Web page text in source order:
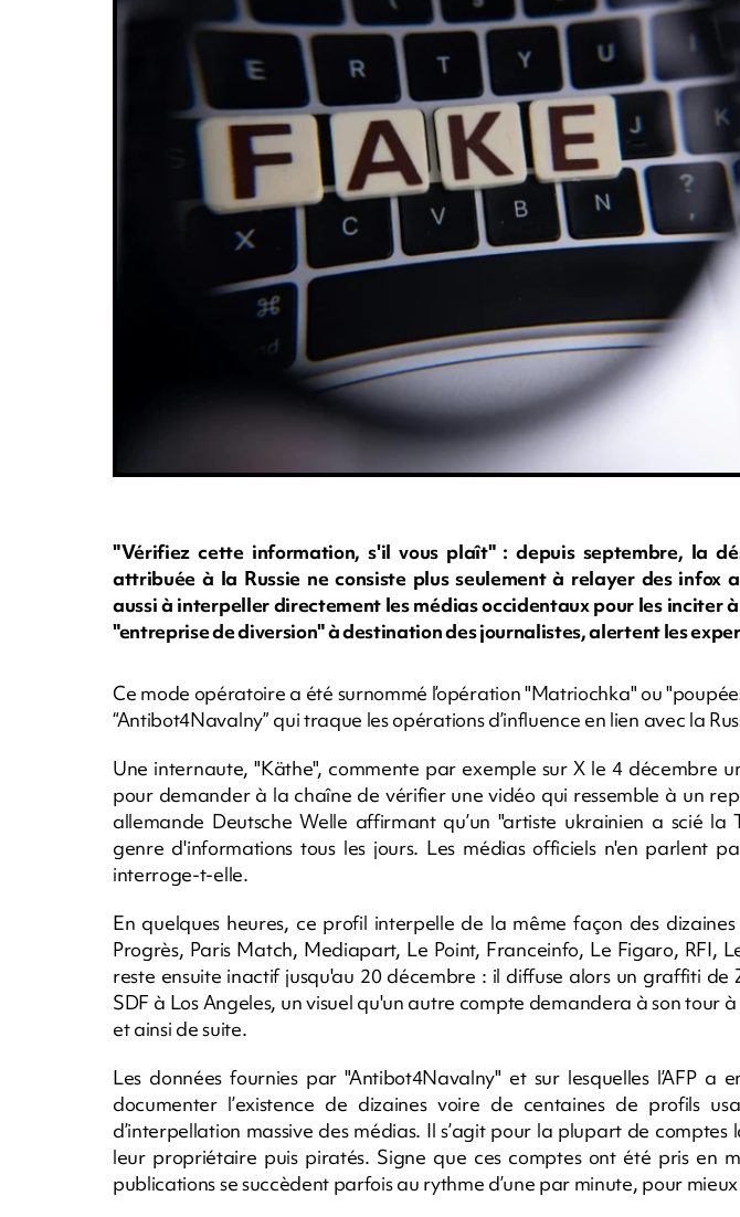
"Vérifiez cette information, s'il vous plaît" : depuis septembre, la
attribuée à la Russie ne consiste plus seulement à relayer des infox
aussi à interpeller directement les médias occidentaux pour les inciter
"entreprise de diversion" à destination des journalistes, alertent les
Ce mode opératoire a été surnommé l’opération "Matriochka" ou
“Antibot4Navalny” qui traque les opérations d’influence en lien avec la
Une internaute, "Käthe", commente par exemple sur X le 4 décembre
pour demander à la chaîne de vérifier une vidéo qui ressemble à un
allemande Deutsche Welle affirmant qu’un "artiste ukrainien a scié la
genre d'informations tous les jours. Les médias officiels n'en parlent
interroge-t-elle.
En quelques heures, ce profil interpelle de la même façon des
Progrès, Paris Match, Mediapart, Le Point, Franceinfo, Le Figaro, RFI,
reste ensuite inactif jusqu'au 20 décembre : il diffuse alors un graffiti de
SDF à Los Angeles, un visuel qu'un autre compte demandera à son tour
et ainsi de suite.
Les données fournies par "Antibot4Navalny" et sur lesquelles l’AFP a
documenter l’existence de dizaines voire de centaines de profils
d’interpellation massive des médias. Il s’agit pour la plupart de comptes
leur propriétaire puis piratés. Signe que ces comptes ont été pris en
publications se succèdent parfois au rythme d’une par minute, pour